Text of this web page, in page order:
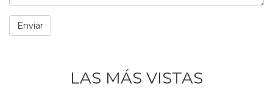
LAS MÁS VISTAS